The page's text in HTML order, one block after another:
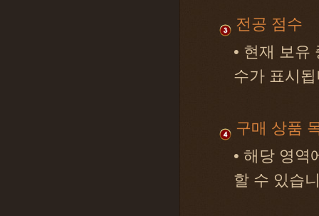
전공 점수
• 현재 보유
수가 표시
구매 상품
• 해당 영역
할 수 있습